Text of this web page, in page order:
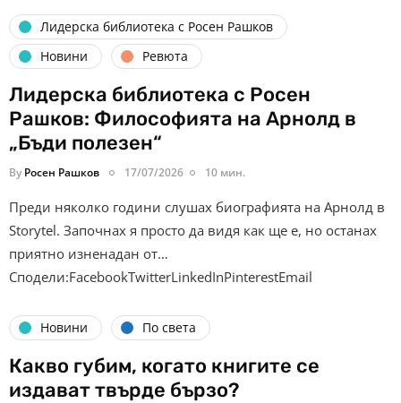
Лидерска библиотека с Росен Рашков
Новини
Ревюта
Лидерска библиотека с Росен
Рашков: Философията на Арнолд в
„Бъди полезен“
By Росен Рашков 17/07/2026 10 мин.
Преди няколко години слушах биографията на Арнолд в
Storytel. Започнах я просто да видя как ще е, но останах
приятно изненадан от…
Сподели:FacebookTwitterLinkedInPinterestEmail
Новини По света
Какво губим, когато книгите се
издават твърде бързо?